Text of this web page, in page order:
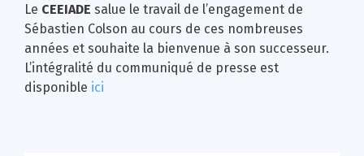
Le CEEIADE salue le travail de l’engagement de
Sébastien Colson au cours de ces nombreuses
années et souhaite la bienvenue à son successeur.
L’intégralité du communiqué de presse est
disponible ici